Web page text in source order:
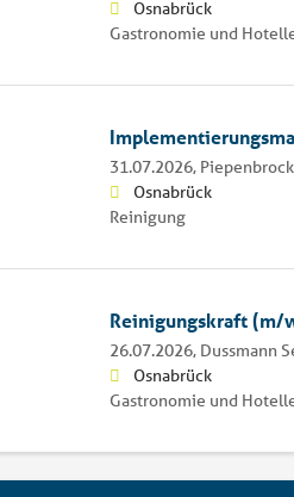
Osnabrück
Gastronomie und
31.07.2026,
Osnabrück
Reinigung
Reinigungskraft (m/
26.07.2026, Dussmann
Osnabrück
Gastronomie und